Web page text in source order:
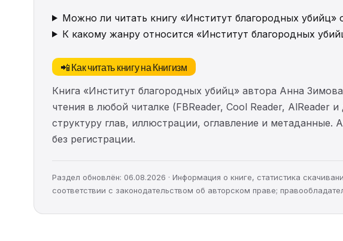
Можно ли читать книгу «Институт благородных убийц»
К какому жанру относится «Институт благородных
📲 Как читать книгу на Книгизм
Книга «Институт благородных убийц» автора Анна
чтения в любой читалке (FBReader, Cool Reader,
структуру глав, иллюстрации, оглавление и метаданные.
без регистрации.
Раздел обновлён: 06.08.2026 · Информация о книге, статистика
соответствии с законодательством об авторском праве;